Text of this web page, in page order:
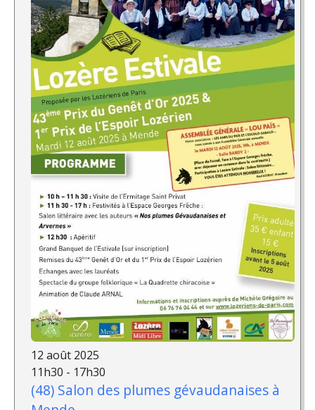
12 août 2025
11h30 - 17h30
(48) Salon des plumes gévaudanaises à